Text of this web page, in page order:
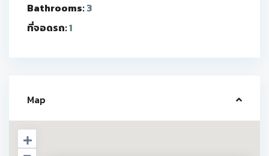
Bathrooms:3
ที่จอดรถ:1
Map